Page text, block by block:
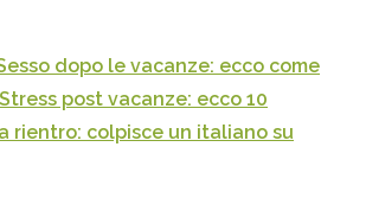
dopo le vacanze: ecco come
Stress post vacanze: ecco 10
rientro: colpisce un italiano su